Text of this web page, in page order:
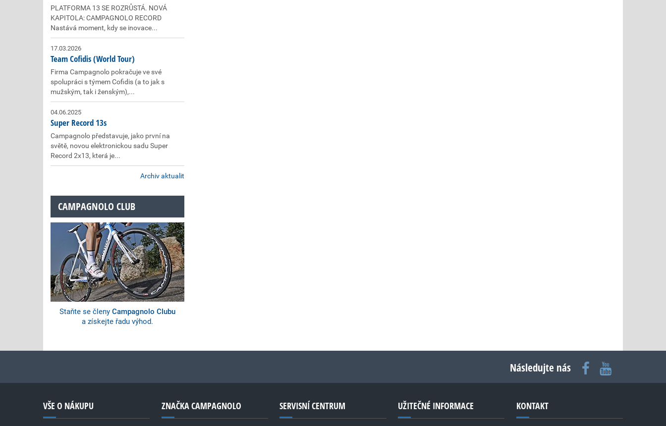
PLATFORMA 13 SE ROZRŮSTÁ. NOVÁ
KAPITOLA: CAMPAGNOLO RECORD
Nastává moment, kdy se inovace...
17.03.2026
Team Cofidis (World Tour)
Firma Campagnolo pokračuje ve své
spolupráci s týmem Cofidis (a to jak s
mužským, tak i ženským),...
04.06.2025
Super Record 13s
Campagnolo představuje, jako první na
světě, novou elektronickou sadu Super
Record 2x13, která je...
Archiv aktualit
CAMPAGNOLO CLUB
Staňte se členy Campagnolo Clubu
a získejte řadu výhod.
Následujte nás
VŠE O NÁKUPU ZNAČKA CAMPAGNOLO SERVISNÍ CENTRUM UŽITEČNÉ INFORMACE KONTAKT